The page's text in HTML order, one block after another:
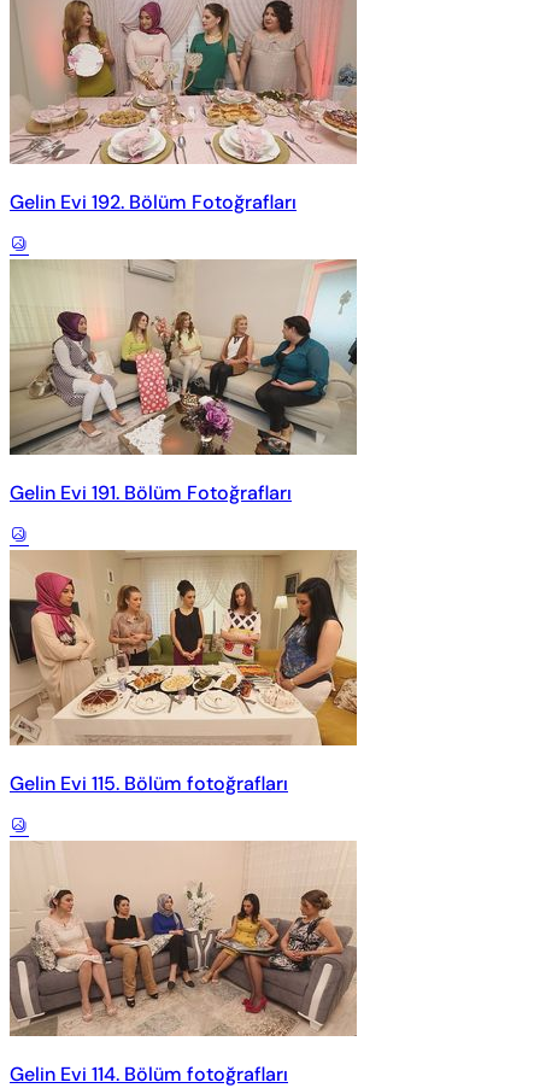
Gelin Evi 192. Bölüm Fotoğrafları
Gelin Evi 191. Bölüm Fotoğrafları
Gelin Evi 115. Bölüm fotoğrafları
Gelin Evi 114. Bölüm fotoğrafları